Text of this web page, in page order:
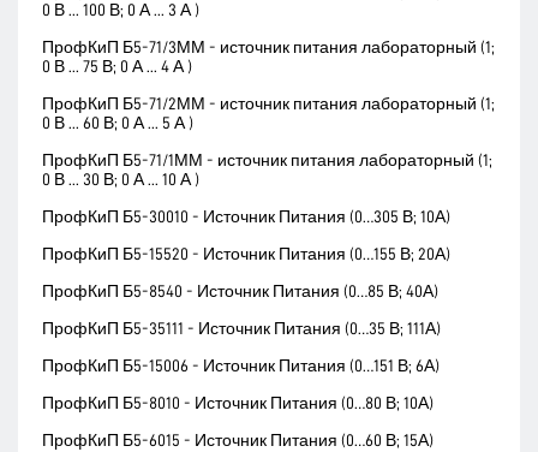
0 В ... 100 В; 0 А ... 3 А )
ПрофКиП Б5-71/3ММ - источник питания лабораторный (1;
0 В ... 75 В; 0 А ... 4 А )
ПрофКиП Б5-71/2ММ - источник питания лабораторный (1;
0 В ... 60 В; 0 А ... 5 А )
ПрофКиП Б5-71/1ММ - источник питания лабораторный (1;
0 В ... 30 В; 0 А ... 10 А )
ПрофКиП Б5-30010 - Источник Питания (0…305 В; 10А)
ПрофКиП Б5-15520 - Источник Питания (0…155 В; 20А)
ПрофКиП Б5-8540 - Источник Питания (0…85 В; 40А)
ПрофКиП Б5-35111 - Источник Питания (0…35 В; 111А)
ПрофКиП Б5-15006 - Источник Питания (0…151 В; 6А)
ПрофКиП Б5-8010 - Источник Питания (0…80 В; 10А)
ПрофКиП Б5-6015 - Источник Питания (0…60 В; 15А)